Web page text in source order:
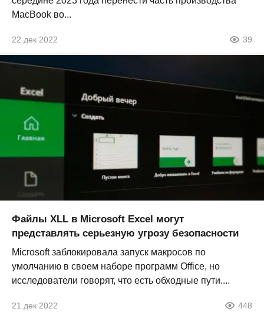
MacBook во...
22 дек 2022 39
Файлы XLL в Microsoft Excel могут
представлять серьезную угрозу безопасности
Microsoft заблокировала запуск макросов по
умолчанию в своем наборе программ Office, но
исследователи говорят, что есть обходные пути....
21 дек 2022 448